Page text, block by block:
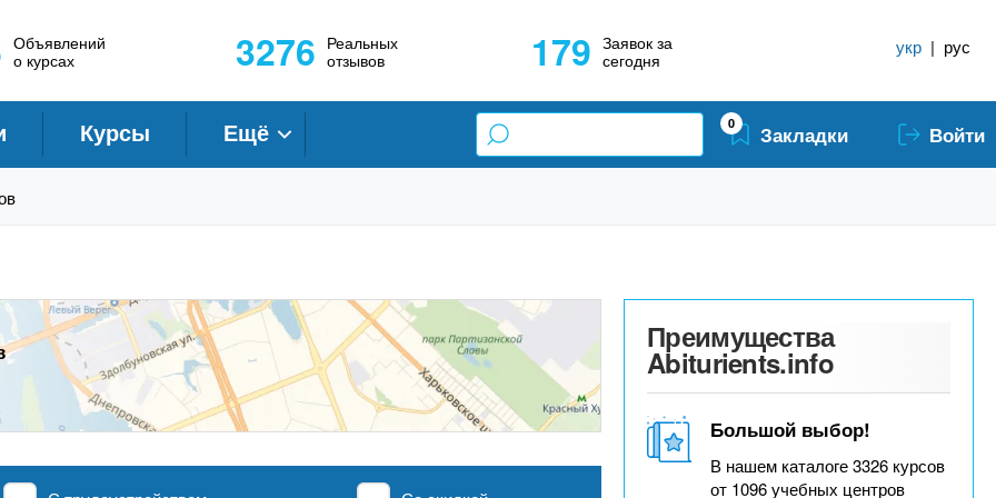
Объявлений
о курсах
3276 Реальных
отзывов
179 Заявок за
сегодня
укр | рус
Курсы Ещё 0 Закладки Войти
Преимущества
Abiturients.info
Большой выбор!
В нашем каталоге 3326 курсов
от 1096 учебных центров